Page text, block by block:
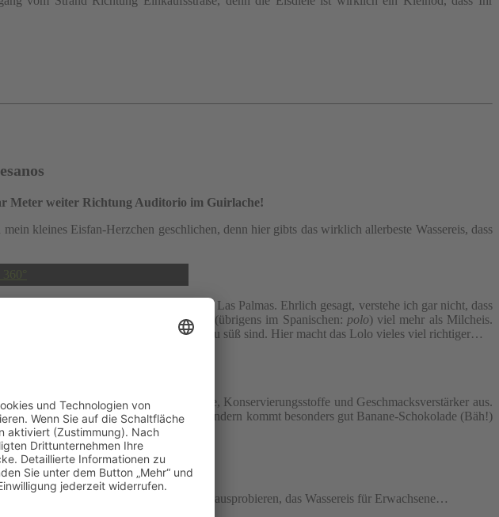
Meter weiter Richtung Auditorio im Guirlache!
kleines Eisfan-Herzchen geschlichen, denn hier gibts das wirklich allerbeste Wassereis, dass
der vierte Laden hier bei uns in Las Palmas. Ehrlich gesagt, verstehe ich gar nicht, dass
großer Hitze erfrischt mich Wassereis (übrigens im Spanischen: polo) viel mehr als Milcheis.
kennt, die mir persönlich aber viel zu süß sind. Hier macht das Lolo vieles viel richtiger…
Die Lolos kommen ohne Farbstoffe, Konservierungsstoffe und Geschmacksverstärker aus.
Lolo Polos der Verkaufsschlager, bei Kindern kommt besonders gut Banane-Schokolade (Bäh!)
Zutaten und Leckerness. Also los und ausprobieren, das Wassereis für Erwachsene…